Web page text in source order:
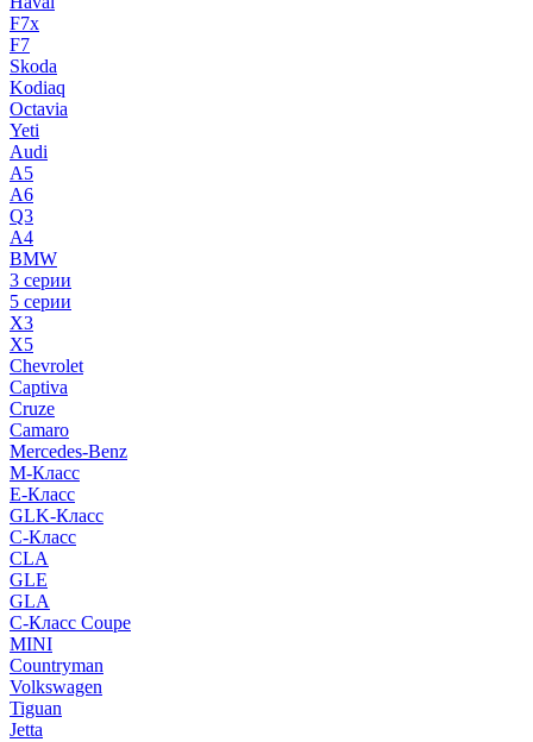
F7x
F7
Skoda
Kodiaq
Octavia
Yeti
Audi
A5
A6
Q3
A4
BMW
3 серии
5 серии
X3
X5
Chevrolet
Captiva
Cruze
Camaro
Mercedes-Benz
M-Класс
E-Класс
GLK-Класс
C-Класс
CLA
GLE
GLA
C-Класс Coupe
MINI
Countryman
Volkswagen
Tiguan
Jetta